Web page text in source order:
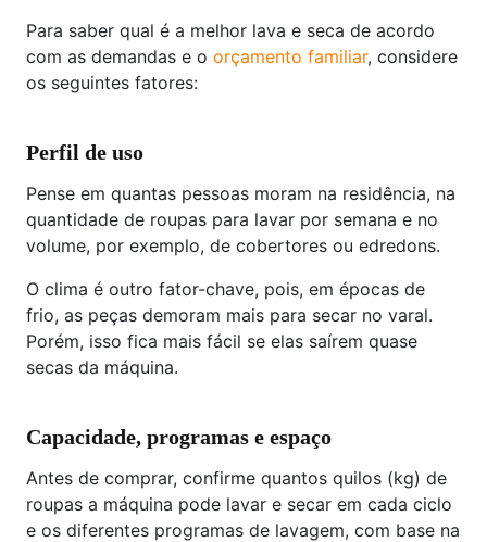
Para saber qual é a melhor lava e seca de acordo
com as demandas e o orçamento familiar, considere
os seguintes fatores:
Perfil de uso
Pense em quantas pessoas moram na residência, na
quantidade de roupas para lavar por semana e no
volume, por exemplo, de cobertores ou edredons.
O clima é outro fator-chave, pois, em épocas de
frio, as peças demoram mais para secar no varal.
Porém, isso fica mais fácil se elas saírem quase
secas da máquina.
Capacidade, programas e espaço
Antes de comprar, confirme quantos quilos (kg) de
roupas a máquina pode lavar e secar em cada ciclo
e os diferentes programas de lavagem, com base na